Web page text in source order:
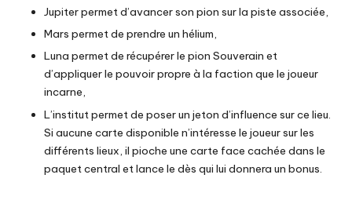
Jupiter permet d’avancer son pion sur la piste associée,
Mars permet de prendre un hélium,
Luna permet de récupérer le pion Souverain et
d’appliquer le pouvoir propre à la faction que le joueur
incarne,
L’institut permet de poser un jeton d’influence sur ce lieu.
Si aucune carte disponible n’intéresse le joueur sur les
différents lieux, il pioche une carte face cachée dans le
paquet central et lance le dès qui lui donnera un bonus.